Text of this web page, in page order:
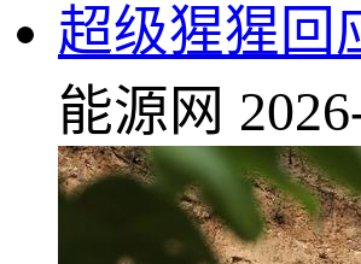
超级猩猩回
能源网